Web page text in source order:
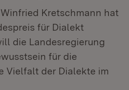
Kretschmann hat
für Dialekt
die Landesregierung
für die
Vielfalt der Dialekte im